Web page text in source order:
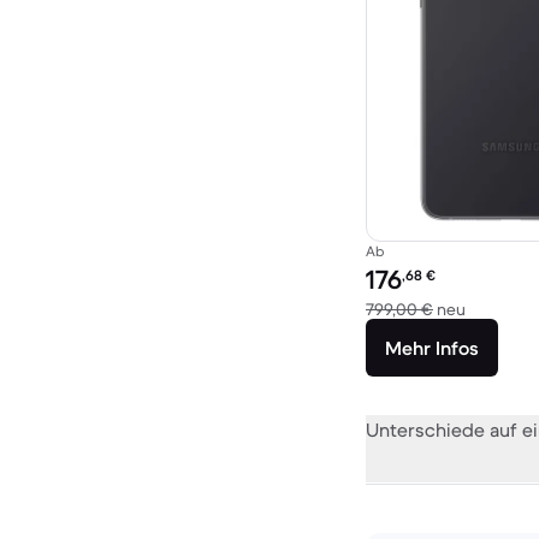
Ab
Preis des erneuerten
176,68 €
799,00 € neu
Mehr Infos
Unterschiede auf